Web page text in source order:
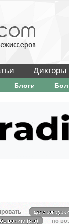
Дикторы
Блоги
дате загрузки
(я-а)
по